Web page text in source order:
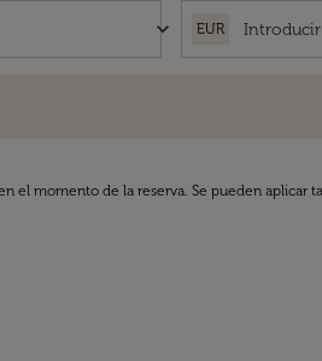
keyboard_arrow_down EUR
el momento de la reserva. Se pueden aplicar